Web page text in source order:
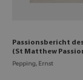
Passionsbericht
(St Matthew
Pepping, Ernst